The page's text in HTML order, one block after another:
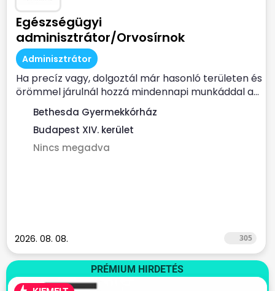
Egészségügyi
adminisztrátor/Orvosírnok
Adminisztrátor
Ha precíz vagy, dolgoztál már hasonló területen és
örömmel járulnál hozzá mindennapi munkáddal a...
Bethesda Gyermekkórház
Budapest XIV. kerület
Nincs megadva
2026. 08. 08. 305
PRÉMIUM HIRDETÉS